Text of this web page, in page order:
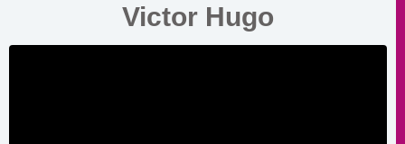
Victor Hugo